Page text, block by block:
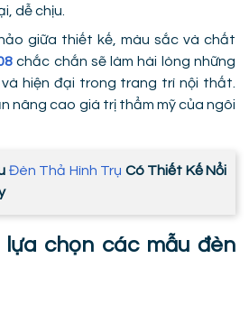
dễ chịu.
giữa thiết kế, màu sắc và chất
chắc chắn sẽ làm hài lòng những
hiện đại trong trang trí nội thất.
nâng cao giá trị thẩm mỹ của ngôi
Đèn Thả Hình Trụ Có Thiết Kế Nổi
lựa chọn các mẫu đèn